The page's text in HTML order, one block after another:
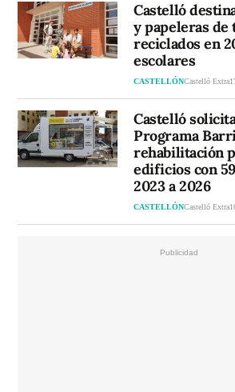
Castelló
y papeleras de
reciclados en
escolares
CASTELLÓNCastelló Extra
Castelló
Programa
rehabilitación
edificios con
2023 a 2026
CASTELLÓNCastelló Extra